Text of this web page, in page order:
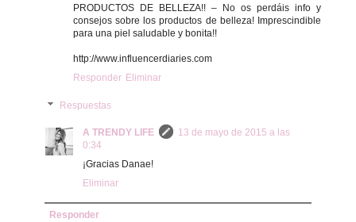
PRODUCTOS DE BELLEZA!! – No os perdáis info y
consejos sobre los productos de belleza! Imprescindible
para una piel saludable y bonita!!
http://www.influencerdiaries.com
Responder Eliminar
Respuestas
A TRENDY LIFE
13 de mayo de 2015 a las
0:34
¡Gracias Danae!
Eliminar
Responder